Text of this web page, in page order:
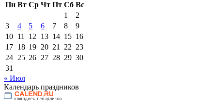
Пн Вт Ср Чт Пт Сб Вс
1
2
3
4 5 6 7 8
9
10 11 12 13 14 15 16
17 18 19 20 21 22 23
24 25 26 27 28 29 30
31
« Июл
Календарь праздников